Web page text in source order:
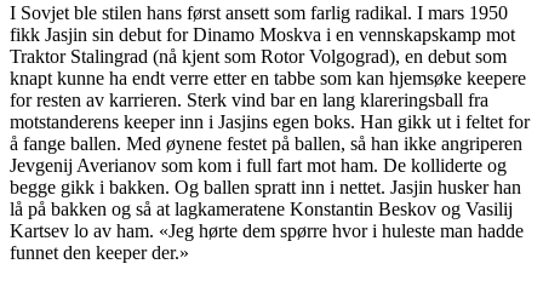
I Sovjet ble stilen hans først ansett som farlig radikal. I mars 1950
fikk Jasjin sin debut for Dinamo Moskva i en vennskapskamp mot
Traktor Stalingrad (nå kjent som Rotor Volgograd), en debut som
knapt kunne ha endt verre etter en tabbe som kan hjemsøke keepere
for resten av karrieren. Sterk vind bar en lang klareringsball fra
motstanderens keeper inn i Jasjins egen boks. Han gikk ut i feltet for
å fange ballen. Med øynene festet på ballen, så han ikke angriperen
Jevgenij Averianov som kom i full fart mot ham. De kolliderte og
begge gikk i bakken. Og ballen spratt inn i nettet. Jasjin husker han
lå på bakken og så at lagkameratene Konstantin Beskov og Vasilij
Kartsev lo av ham. «Jeg hørte dem spørre hvor i huleste man hadde
funnet den keeper der.»